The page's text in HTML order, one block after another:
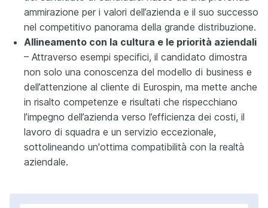
ammirazione per i valori dell’azienda e il suo successo
nel competitivo panorama della grande distribuzione.
Allineamento con la cultura e le priorità aziendali
– Attraverso esempi specifici, il candidato dimostra
non solo una conoscenza del modello di business e
dell’attenzione al cliente di Eurospin, ma mette anche
in risalto competenze e risultati che rispecchiano
l’impegno dell’azienda verso l’efficienza dei costi, il
lavoro di squadra e un servizio eccezionale,
sottolineando un'ottima compatibilità con la realtà
aziendale.